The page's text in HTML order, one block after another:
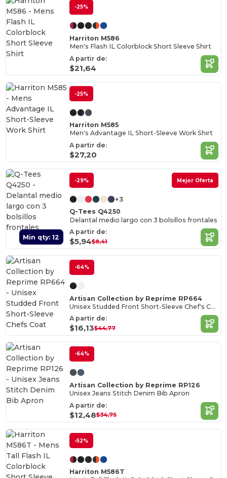
-25%
Harriton M586
Men's Flash IL Colorblock Short Sleeve Shirt
A partir de:
$21,64
-25%
Harriton M585
Men's Advantage IL Short-Sleeve Work Shirt
A partir de:
$27,20
Min qty: 12
-29% Mejor Oferta
+3
Q-Tees Q4250
Delantal medio largo con 3 bolsillos frontales
A partir de:
$5,94$8,41
-64%
Artisan Collection by Reprime RP664
Unisex Studded Front Short-Sleeve Chef's Coat
A partir de:
$16,13$44,77
-64%
Artisan Collection by Reprime RP126
Unisex Jeans Stitch Denim Bib Apron
A partir de:
$12,48$34,75
-52%
Harriton M586T